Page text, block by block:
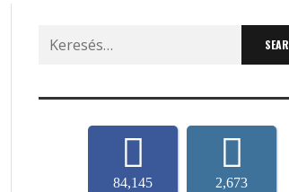
Search
for:
84,145 2,673